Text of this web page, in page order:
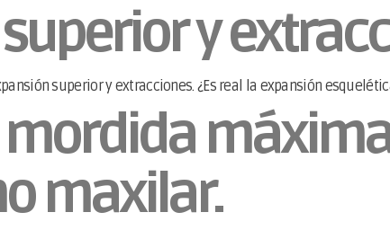
y
superior y extracciones. ¿Es real la expansión
maxilar.